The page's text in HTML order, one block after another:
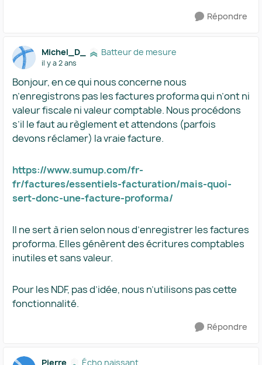
Répondre
Michel_D_ Batteur de mesure
il y a 2 ans
Bonjour, en ce qui nous concerne nous
n’enregistrons pas les factures proforma qui n’ont ni
valeur fiscale ni valeur comptable. Nous procédons
s’il le faut au règlement et attendons (parfois
devons réclamer) la vraie facture.
https://www.sumup.com/fr-
fr/factures/essentiels-facturation/mais-quoi-
sert-donc-une-facture-proforma/
Il ne sert à rien selon nous d’enregistrer les factures
proforma. Elles génèrent des écritures comptables
inutiles et sans valeur.
Pour les NDF, pas d’idée, nous n’utilisons pas cette
fonctionnalité.
Répondre
Pierre Écho naissant